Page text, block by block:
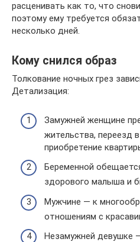
расценивать как то, что
поэтому ему требуется
несколько дней.
Кому снился образ
Толкование ночных грез
Детализация:
Замужней женщине
жительства, переезд
приобретение
Беременной
здорового малыша и
Мужчине — к
отношениям с
Незамужней девушке